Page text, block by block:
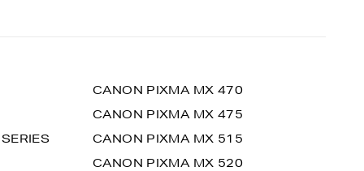
CANON PIXMA MX 470
CANON PIXMA MX 475
CANON PIXMA MX 515
CANON PIXMA MX 520